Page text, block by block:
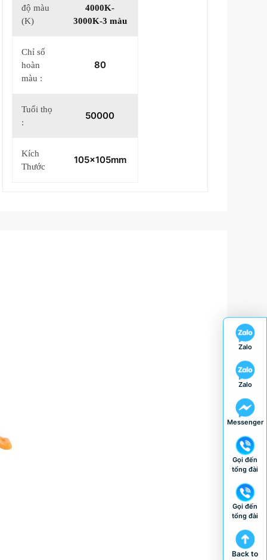
độ màu
(K)
4000K-
3000K-3 màu
Chỉ số
hoàn
màu :
80
Tuổi thọ
:
50000
Kích
Thước
105x105mm
Zalo
Zalo
Messenger
Gọi đến
tổng đài
Gọi đến
tổng đài
Back to